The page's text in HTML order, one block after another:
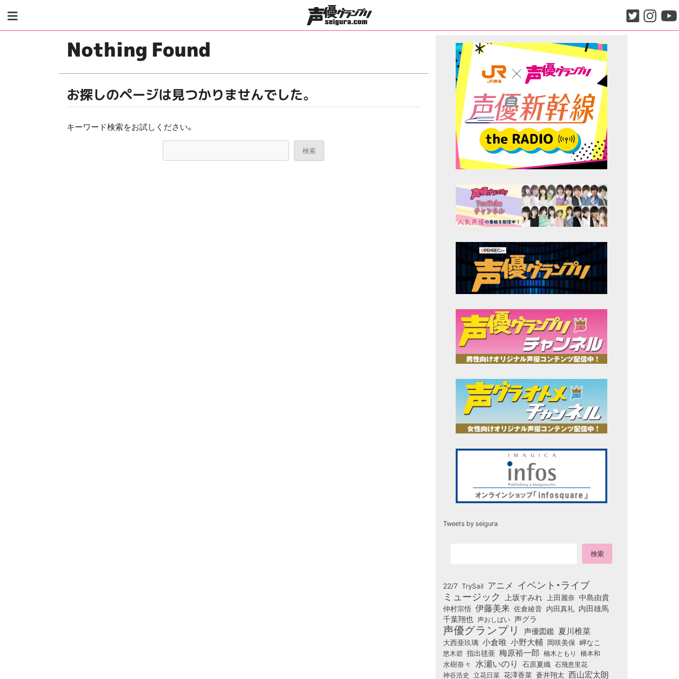
content
Nothing Found
お探しのページは見つかりませんでした。
キーワード検索をお試しください。
Tweets by seigura
22/7 TrySail アニメ イベント・ライブ
ミュージック 上坂すみれ 上田麗奈 中島由貴
仲村宗悟 伊藤美来 佐倉綾音 内田真礼 内田雄馬
千葉翔也 声おしばい 声グラ
声優グランプリ 声優図鑑 夏川椎菜
大西亜玖璃 小倉唯 小野大輔 岡咲美保 岬なこ
悠木碧 指出毬亜 梅原裕一郎 楠木ともり 橋本和
水樹奈々 水瀬いのり 石原夏織 石飛恵里花
神谷浩史 立花日菜 花澤香菜 蒼井翔太 西山宏太朗